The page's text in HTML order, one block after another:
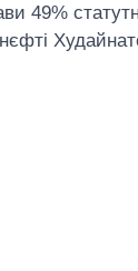
49%